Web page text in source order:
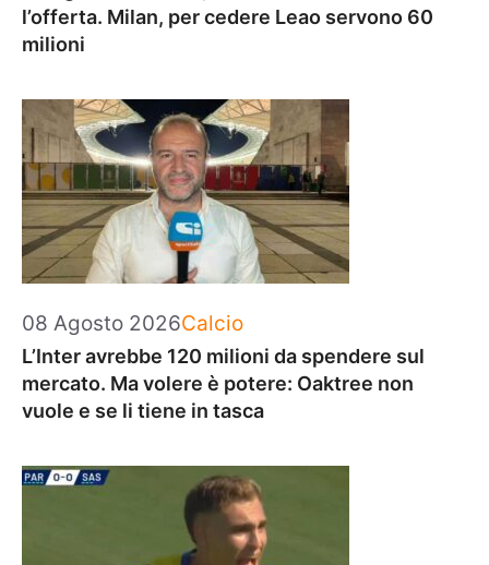
l’offerta. Milan, per cedere Leao servono 60
milioni
08 Agosto 2026Categorie
Calcio
L’Inter avrebbe 120 milioni da spendere sul
mercato. Ma volere è potere: Oaktree non
vuole e se li tiene in tasca